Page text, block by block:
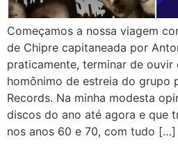
Começamos a nossa viagem
de Chipre capitaneada por
praticamente, terminar de ouvir
homônimo de estreia do grupo
Records. Na minha modesta
discos do ano até agora e que
nos anos 60 e 70, com tudo […]